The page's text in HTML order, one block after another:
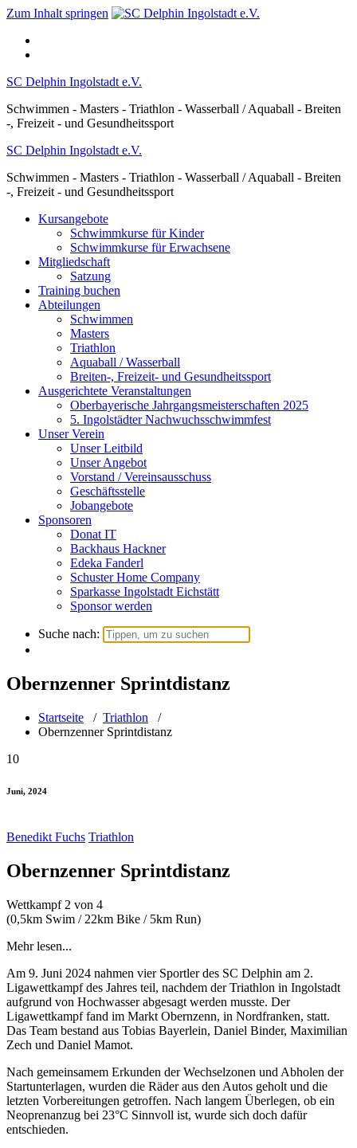
Zum Inhalt springen
SC Delphin Ingolstadt e.V.
Schwimmen - Masters - Triathlon - Wasserball / Aquaball - Breiten
-, Freizeit - und Gesundheitssport
SC Delphin Ingolstadt e.V.
Schwimmen - Masters - Triathlon - Wasserball / Aquaball - Breiten
-, Freizeit - und Gesundheitssport
Kursangebote
Schwimmkurse für Kinder
Schwimmkurse für Erwachsene
Mitgliedschaft
Satzung
Training buchen
Abteilungen
Schwimmen
Masters
Triathlon
Aquaball / Wasserball
Breiten-, Freizeit- und Gesundheitssport
Ausgerichtete Veranstaltungen
Oberbayerische Jahrgangsmeisterschaften 2025
5. Ingolstädter Nachwuchsschwimmfest
Unser Verein
Unser Leitbild
Unser Angebot
Vorstand / Vereinsausschuss
Geschäftsstelle
Jobangebote
Sponsoren
Donat IT
Backhaus Hackner
Edeka Fanderl
Schuster Home Company
Sparkasse Ingolstadt Eichstätt
Sponsor werden
Suche nach:
Obernzenner Sprintdistanz
Startseite / Triathlon /
Obernzenner Sprintdistanz
10
Juni, 2024
Benedikt Fuchs Triathlon
Obernzenner Sprintdistanz
Wettkampf 2 von 4
(0,5km Swim / 22km Bike / 5km Run)
Mehr lesen...
Am 9. Juni 2024 nahmen vier Sportler des SC Delphin am 2.
Ligawettkampf des Jahres teil, nachdem der Triathlon in Ingolstadt
aufgrund von Hochwasser abgesagt werden musste. Der
Ligawettkampf fand im Markt Obernzenn, in Nordfranken, statt.
Das Team bestand aus Tobias Bayerlein, Daniel Binder, Maximilian
Zech und Daniel Mamot.
Nach gemeinsamem Erkunden der Wechselzonen und Abholen der
Startunterlagen, wurden die Räder aus den Autos geholt und die
letzten Vorbereitungen getroffen. Nach langem Überlegen, ob ein
Neoprenanzug bei 23°C Sinnvoll ist, wurde sich doch dafür
entschieden.